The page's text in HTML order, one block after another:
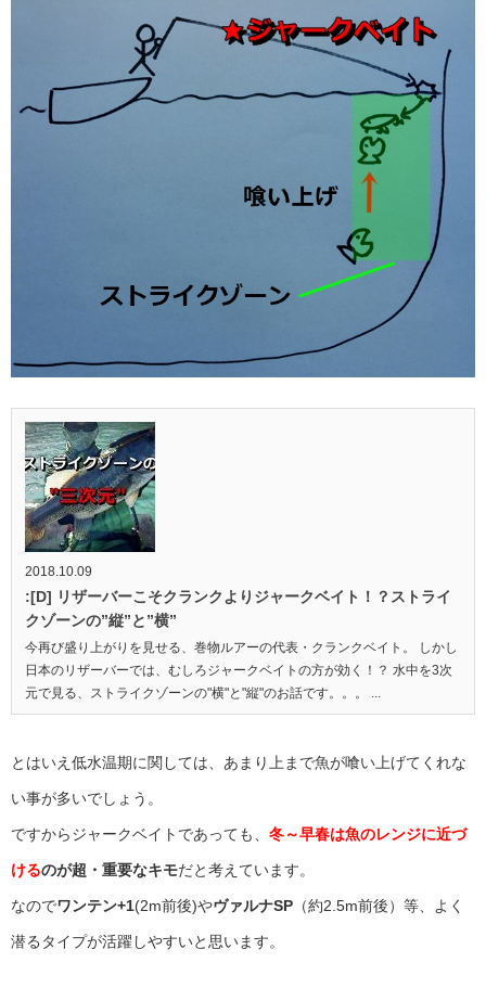
2018.10.09
:[D] リザーバーこそクランクよりジャークベイト！？ストライ
クゾーンの”縦”と”横”
今再び盛り上がりを見せる、巻物ルアーの代表・クランクベイト。 しかし
日本のリザーバーでは、むしろジャークベイトの方が効く！？ 水中を3次
元で見る、ストライクゾーンの"横"と"縦"のお話です。。。 ...
とはいえ低水温期に関しては、あまり上まで魚が喰い上げてくれな
い事が多いでしょう。
ですからジャークベイトであっても、 冬～早春は魚のレンジに近づ
けるのが超・重要なキモだと考えています。
なのでワンテン+1(2m前後)やヴァルナSP （約2.5m前後）等、よく
潜るタイプが活躍しやすいと思います。